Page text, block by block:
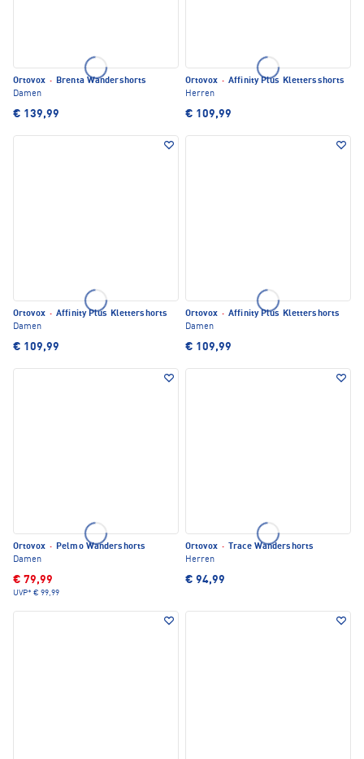
Ortovox · Brenta Wandershorts
Damen
€ 139,99
Ortovox · Affinity Plus Klettersshorts
Herren
€ 109,99
Ortovox · Affinity Plus Klettershorts
Damen
€ 109,99
Ortovox · Affinity Plus Klettershorts
Damen
€ 109,99
Ortovox · Pelmo Wandershorts
Damen
€ 79,99
UVP* € 99,99
Ortovox ·
Trace Wandershorts
Herren
€ 94,99